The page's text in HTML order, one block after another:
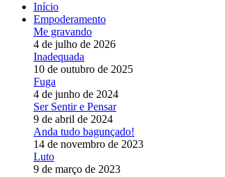
Início
Empoderamento
Me gravando
4 de julho de 2026
Inadequada
10 de outubro de 2025
Fuga
4 de junho de 2024
Ser Sentir e Pensar
9 de abril de 2024
Anda tudo bagunçado!
14 de novembro de 2023
Luto
9 de março de 2023